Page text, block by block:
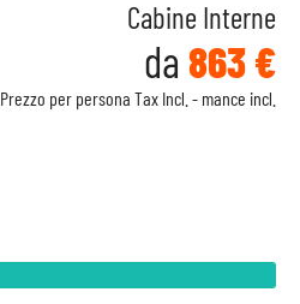
Cabine Interne
da 863 €
Prezzo per persona Tax Incl. - mance incl.